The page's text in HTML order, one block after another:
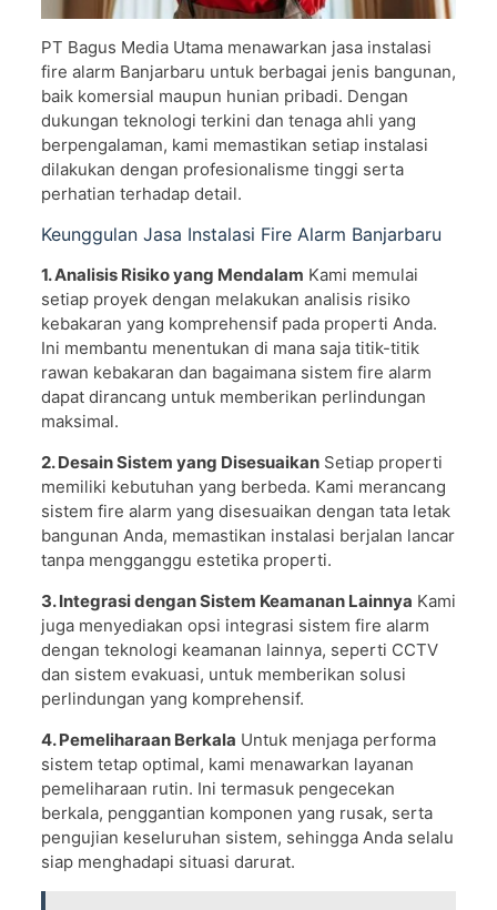
PT Bagus Media Utama menawarkan jasa instalasi
fire alarm Banjarbaru untuk berbagai jenis bangunan,
baik komersial maupun hunian pribadi. Dengan
dukungan teknologi terkini dan tenaga ahli yang
berpengalaman, kami memastikan setiap instalasi
dilakukan dengan profesionalisme tinggi serta
perhatian terhadap detail.
Keunggulan Jasa Instalasi Fire Alarm Banjarbaru
1. Analisis Risiko yang Mendalam Kami memulai
setiap proyek dengan melakukan analisis risiko
kebakaran yang komprehensif pada properti Anda.
Ini membantu menentukan di mana saja titik-titik
rawan kebakaran dan bagaimana sistem fire alarm
dapat dirancang untuk memberikan perlindungan
maksimal.
2. Desain Sistem yang DisesuaikanSetiap properti
memiliki kebutuhan yang berbeda. Kami merancang
sistem fire alarm yang disesuaikan dengan tata letak
bangunan Anda, memastikan instalasi berjalan lancar
tanpa mengganggu estetika properti.
3. Integrasi dengan Sistem Keamanan Lainnya Kami
juga menyediakan opsi integrasi sistem fire alarm
dengan teknologi keamanan lainnya, seperti CCTV
dan sistem evakuasi, untuk memberikan solusi
perlindungan yang komprehensif.
4. Pemeliharaan Berkala Untuk menjaga performa
sistem tetap optimal, kami menawarkan layanan
pemeliharaan rutin. Ini termasuk pengecekan
berkala, penggantian komponen yang rusak, serta
pengujian keseluruhan sistem, sehingga Anda selalu
siap menghadapi situasi darurat.